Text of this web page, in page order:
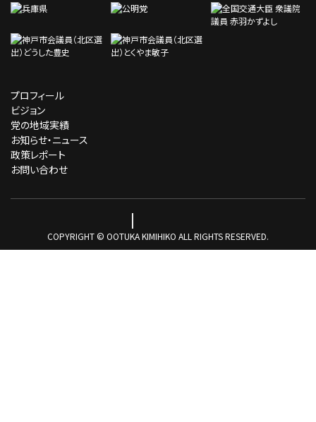
プロフィール
ビジョン
党の地域実績
お知らせ・ニュース
政策レポート
お問い合わせ
COPYRIGHT © OOTUKA KIMIHIKO ALL RIGHTS RESERVED.